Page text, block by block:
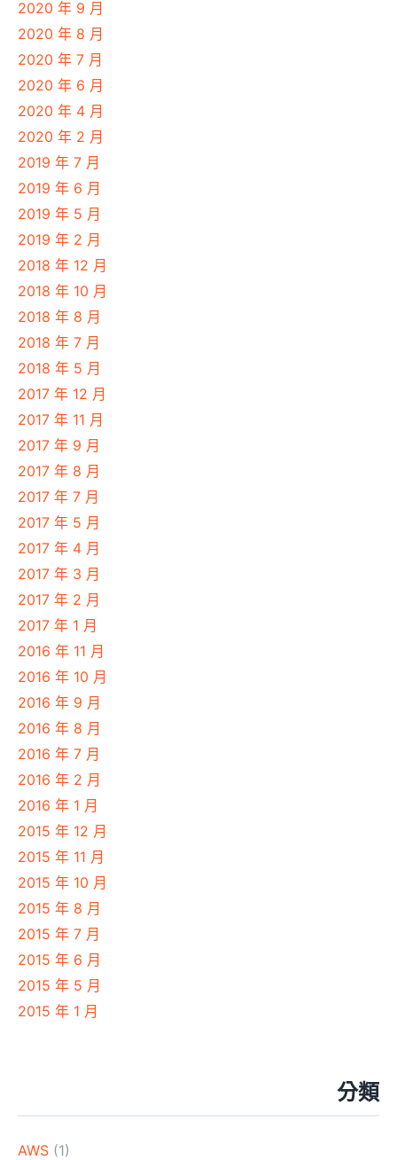
2020 年 9 月
2020 年 8 月
2020 年 7 月
2020 年 6 月
2020 年 4 月
2020 年 2 月
2019 年 7 月
2019 年 6 月
2019 年 5 月
2019 年 2 月
2018 年 12 月
2018 年 10 月
2018 年 8 月
2018 年 7 月
2018 年 5 月
2017 年 12 月
2017 年 11 月
2017 年 9 月
2017 年 8 月
2017 年 7 月
2017 年 5 月
2017 年 4 月
2017 年 3 月
2017 年 2 月
2017 年 1 月
2016 年 11 月
2016 年 10 月
2016 年 9 月
2016 年 8 月
2016 年 7 月
2016 年 2 月
2016 年 1 月
2015 年 12 月
2015 年 11 月
2015 年 10 月
2015 年 8 月
2015 年 7 月
2015 年 6 月
2015 年 5 月
2015 年 1 月
分類
AWS (1)